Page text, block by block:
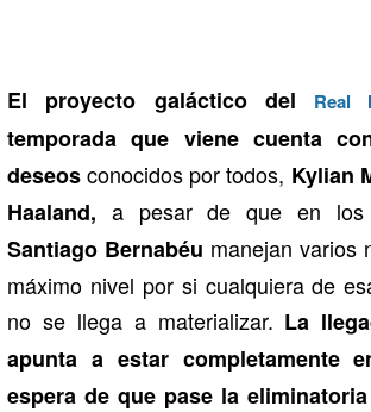
El proyecto galáctico del Real
temporada que viene cuenta
deseosconocidos por todos, Kylian
Haaland, a pesar de que en los
Santiago Bernabéu manejan varios
máximo nivel por si cualquiera de
no se llega a materializar. La
apunta a estar completamente
espera de que pase la